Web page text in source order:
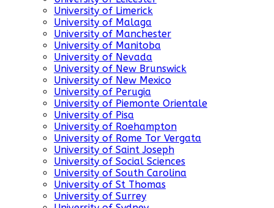
University of Limerick
University of Malaga
University of Manchester
University of Manitoba
University of Nevada
University of New Brunswick
University of New Mexico
University of Perugia
University of Piemonte Orientale
University of Pisa
University of Roehampton
University of Rome Tor Vergata
University of Saint Joseph
University of Social Sciences
University of South Carolina
University of St Thomas
University of Surrey